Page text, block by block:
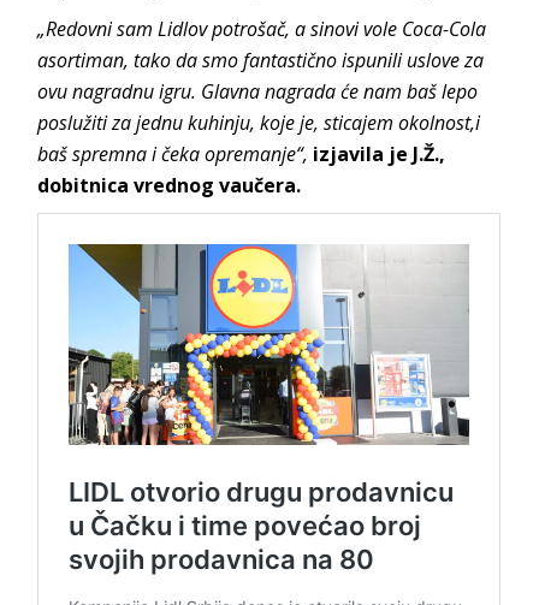
„Redovni sam Lidlov potrošač, a sinovi vole Coca-Cola
asortiman, tako da smo fantastično ispunili uslove za
ovu nagradnu igru. Glavna nagrada će nam baš lepo
poslužiti za jednu kuhinju, koje je, sticajem okolnost,i
baš spremna i čeka opremanje“, izjavila je J.Ž.,
dobitnica vrednog vaučera.